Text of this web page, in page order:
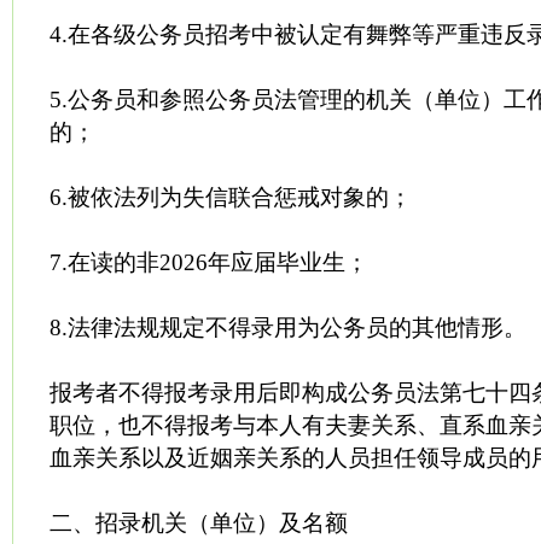
4.在各级公务员招考中被认定有舞弊等严重违反
5.公务员和参照公务员法管理的机关（单位）工
的；
6.被依法列为失信联合惩戒对象的；
7.在读的非2026年应届毕业生；
8.法律法规规定不得录用为公务员的其他情形。
报考者不得报考录用后即构成公务员法第七十四
职位，也不得报考与本人有夫妻关系、直系血亲
血亲关系以及近姻亲关系的人员担任领导成员的
二、招录机关（单位）及名额